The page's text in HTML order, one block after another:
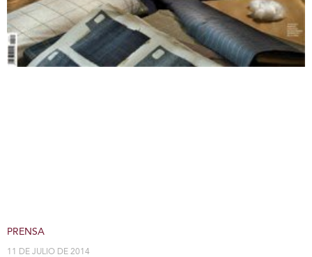
11 DE JULIO DE 2014
PRENSA